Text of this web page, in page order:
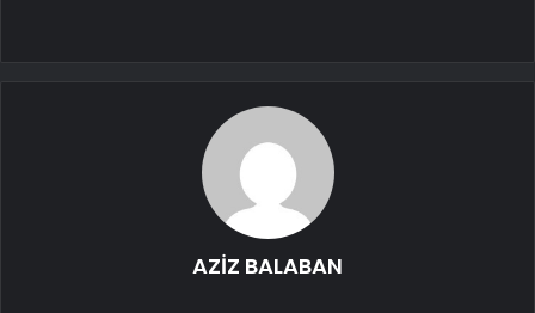
AZİZ BALABAN